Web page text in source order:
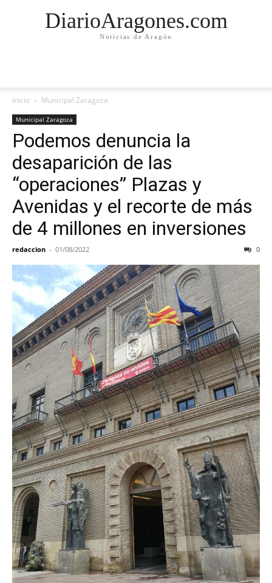
DiarioAragones.com
Noticias de Aragón
Inicio Municipal Zaragoza
Municipal Zaragoza
Podemos denuncia la
desaparición de las
“operaciones” Plazas y
Avenidas y el recorte de más
de 4 millones en inversiones
redaccion - 01/08/2022 0